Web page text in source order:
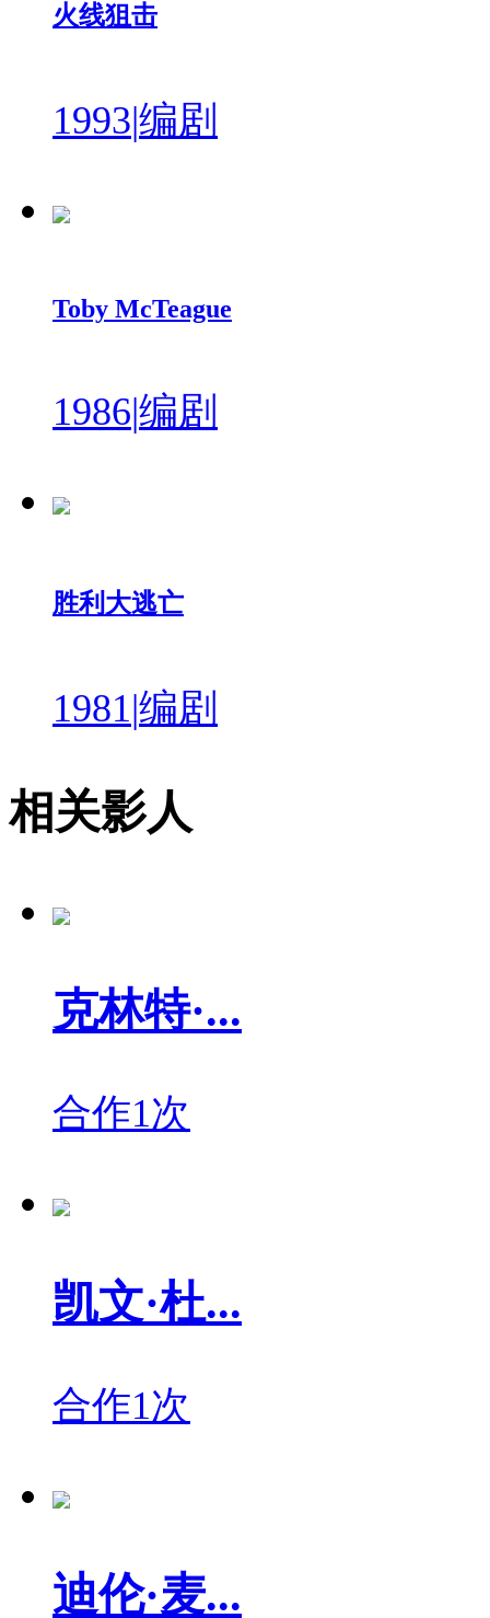
火线狙击
1993|编剧
Toby McTeague
1986|编剧
胜利大逃亡
1981|编剧
相关影人
克林特·...
合作1次
凯文·杜...
合作1次
迪伦·麦...